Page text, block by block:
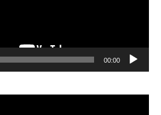
00:00